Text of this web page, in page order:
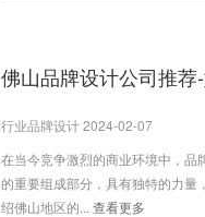
佛山品牌设计公司推荐
行业品牌设计 2024-02-07
在当今竞争激烈的商业环境中，品
的重要组成部分，具有独特的力
绍佛山地区的...查看更多